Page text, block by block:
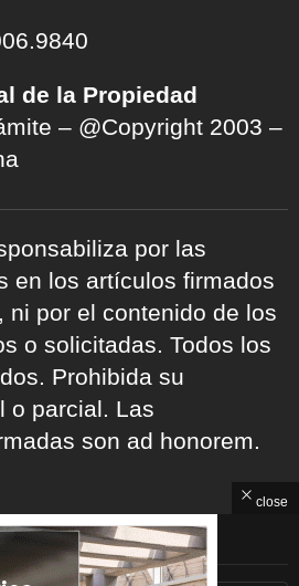
de la Propiedad
– @Copyright 2003 –
por las
en los artículos firmados
ni por el contenido de los
o solicitadas. Todos los
Prohibida su
o parcial. Las
son ad honorem.
close